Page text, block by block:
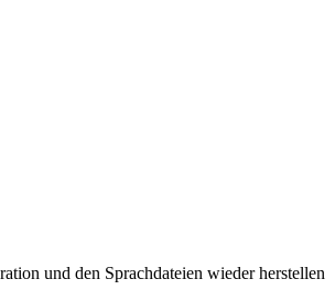
und den Sprachdateien wieder herstellen